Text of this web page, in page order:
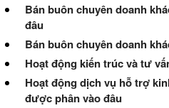
Bán buôn chuyên doanh
đâu
Bán buôn chuyên doanh
Hoạt động kiến trúc và tư
Hoạt động dịch vụ hỗ trợ
được phân vào đâu